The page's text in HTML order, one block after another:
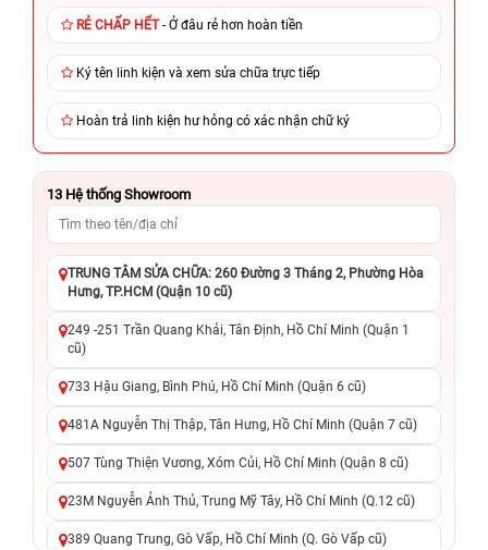
RẺ CHẤP HẾT- Ở đâu rẻ hơn hoàn tiền
Ký tên linh kiện và xem sửa chữa trực tiếp
Hoàn trả linh kiện hư hỏng có xác nhận chữ ký
13 Hệ thống Showroom
TRUNG TÂM SỬA CHỮA: 260 Đường 3 Tháng 2, Phường Hòa
Hưng, TP.HCM (Quận 10 cũ)
249 -251 Trần Quang Khải, Tân Định, Hồ Chí Minh (Quận 1
cũ)
733 Hậu Giang, Bình Phú, Hồ Chí Minh (Quận 6 cũ)
481A Nguyễn Thị Thập, Tân Hưng, Hồ Chí Minh (Quận 7 cũ)
507 Tùng Thiện Vương, Xóm Củi, Hồ Chí Minh (Quận 8 cũ)
23M Nguyễn Ảnh Thủ, Trung Mỹ Tây, Hồ Chí Minh (Q.12 cũ)
389 Quang Trung, Gò Vấp, Hồ Chí Minh (Q. Gò Vấp cũ)